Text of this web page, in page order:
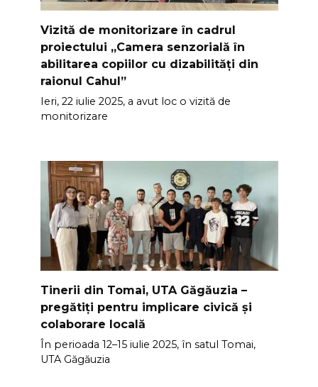
Vizită de monitorizare în cadrul
proiectului „Camera senzorială în
abilitarea copiilor cu dizabilități din
raionul Cahul”
Ieri, 22 iulie 2025, a avut loc o vizită de
monitorizare
Tinerii din Tomai, UTA Găgăuzia –
pregătiți pentru implicare civică și
colaborare locală
În perioada 12–15 iulie 2025, în satul Tomai,
UTA Găgăuzia